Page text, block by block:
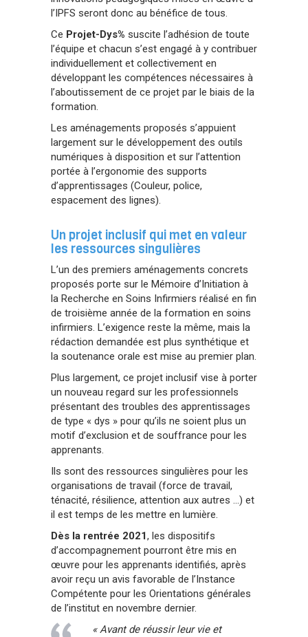
l’IPFS seront donc au bénéfice de tous.
Ce Projet-Dys% suscite l’adhésion de toute
l’équipe et chacun s’est engagé à y contribuer
individuellement et collectivement en
développant les compétences nécessaires à
l’aboutissement de ce projet par le biais de la
formation.
Les aménagements proposés s’appuient
largement sur le développement des outils
numériques à disposition et sur l’attention
portée à l’ergonomie des supports
d’apprentissages (Couleur, police,
espacement des lignes).
Un projet inclusif qui met en valeur
les ressources singulières
L’un des premiers aménagements concrets
proposés porte sur le Mémoire d’Initiation à
la Recherche en Soins Infirmiers réalisé en fin
de troisième année de la formation en soins
infirmiers. L’exigence reste la même, mais la
rédaction demandée est plus synthétique et
la soutenance orale est mise au premier plan.
Plus largement, ce projet inclusif vise à porter
un nouveau regard sur les professionnels
présentant des troubles des apprentissages
de type « dys » pour qu’ils ne soient plus un
motif d’exclusion et de souffrance pour les
apprenants.
Ils sont des ressources singulières pour les
organisations de travail (force de travail,
ténacité, résilience, attention aux autres …) et
il est temps de les mettre en lumière.
Dès la rentrée 2021, les dispositifs
d’accompagnement pourront être mis en
œuvre pour les apprenants identifiés, après
avoir reçu un avis favorable de l’Instance
Compétente pour les Orientations générales
de l’institut en novembre dernier.
« Avant de réussir leur vie et